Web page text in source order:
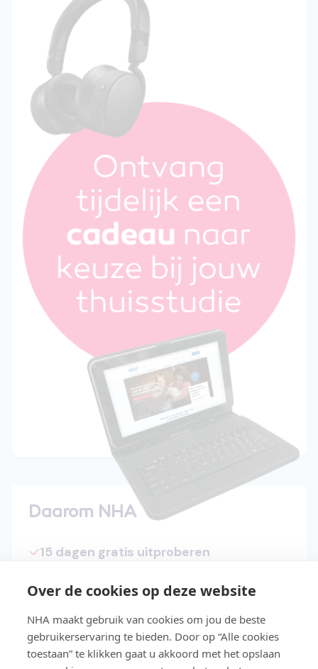
Over de cookies op deze website
NHA maakt gebruik van cookies om jou de beste
gebruikerservaring te bieden. Door op “Alle cookies
toestaan” te klikken gaat u akkoord met het opslaan
Daarom NHA
15 dagen gratis uitproberen
Niet geslaagd? Lesgeld terug